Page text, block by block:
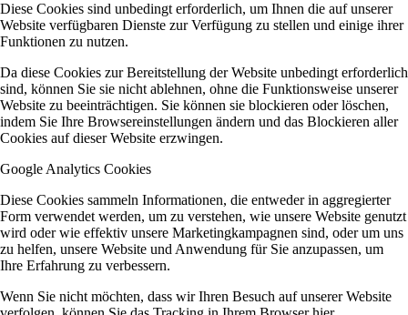
Diese Cookies sind unbedingt erforderlich, um Ihnen die auf unserer
Website verfügbaren Dienste zur Verfügung zu stellen und einige ihrer
Funktionen zu nutzen.
Da diese Cookies zur Bereitstellung der Website unbedingt erforderlich
sind, können Sie sie nicht ablehnen, ohne die Funktionsweise unserer
Website zu beeinträchtigen. Sie können sie blockieren oder löschen,
indem Sie Ihre Browsereinstellungen ändern und das Blockieren aller
Cookies auf dieser Website erzwingen.
Google Analytics Cookies
Diese Cookies sammeln Informationen, die entweder in aggregierter
Form verwendet werden, um zu verstehen, wie unsere Website genutzt
wird oder wie effektiv unsere Marketingkampagnen sind, oder um uns
zu helfen, unsere Website und Anwendung für Sie anzupassen, um
Ihre Erfahrung zu verbessern.
Wenn Sie nicht möchten, dass wir Ihren Besuch auf unserer Website